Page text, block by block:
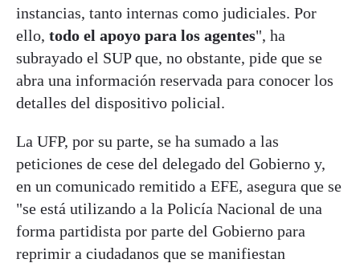
instancias, tanto internas como judiciales. Por
ello, todo el apoyo para los agentes", ha
subrayado el SUP que, no obstante, pide que se
abra una información reservada para conocer los
detalles del dispositivo policial.
La UFP, por su parte, se ha sumado a las
peticiones de cese del delegado del Gobierno y,
en un comunicado remitido a EFE, asegura que se
"se está utilizando a la Policía Nacional de una
forma partidista por parte del Gobierno para
reprimir a ciudadanos que se manifiestan